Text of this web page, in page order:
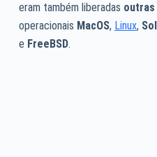
eram também liberadas
operacionais MacOS, Linux,
e FreeBSD.